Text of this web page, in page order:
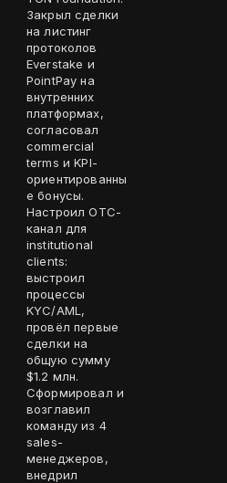
Закрыл сделки
на листинг
протоколов
Everstake и
PointPay на
внутренних
платформах,
согласовал
commercial
terms и KPI-
ориентированны
е бонусы.
Настроил OTC-
канал для
institutional
clients:
выстроил
процессы
KYC/AML,
провёл первые
сделки на
общую сумму
$1.2 млн.
Сформировал и
возглавил
команду из 4
sales-
менеджеров,
внедрил